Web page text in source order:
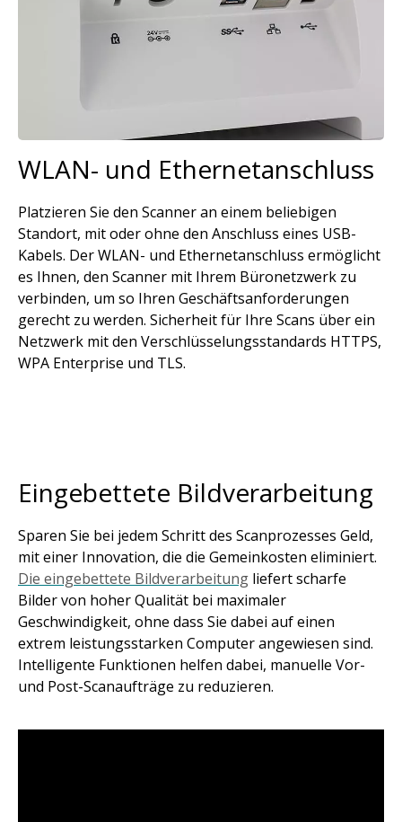
WLAN- und Ethernetanschluss
Platzieren Sie den Scanner an einem beliebigen
Standort, mit oder ohne den Anschluss eines USB-
Kabels. Der WLAN- und Ethernetanschluss ermöglicht
es Ihnen, den Scanner mit Ihrem Büronetzwerk zu
verbinden, um so Ihren Geschäftsanforderungen
gerecht zu werden. Sicherheit für Ihre Scans über ein
Netzwerk mit den Verschlüsselungsstandards HTTPS,
WPA Enterprise und TLS.
Eingebettete Bildverarbeitung
Sparen Sie bei jedem Schritt des Scanprozesses Geld,
mit einer Innovation, die die Gemeinkosten eliminiert.
Die eingebettete Bildverarbeitung liefert scharfe
Bilder von hoher Qualität bei maximaler
Geschwindigkeit, ohne dass Sie dabei auf einen
extrem leistungsstarken Computer angewiesen sind.
Intelligente Funktionen helfen dabei, manuelle Vor-
und Post-Scanaufträge zu reduzieren.